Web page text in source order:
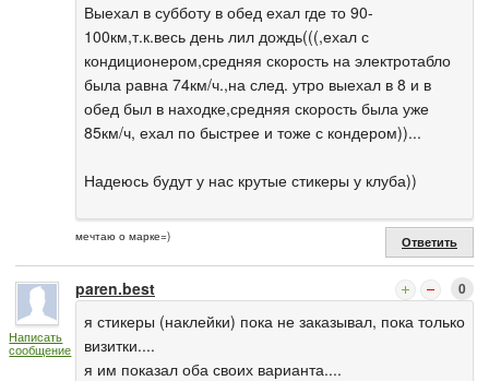
Выехал в субботу в обед ехал где то 90-
100км,т.к.весь день лил дождь(((,ехал с
кондиционером,средняя скорость на электротабло
была равна 74км/ч.,на след. утро выехал в 8 и в
обед был в находке,средняя скорость была уже
85км/ч, ехал по быстрее и тоже с кондером))...
Надеюсь будут у нас крутые стикеры у клуба))
мечтаю о марке=) Ответить
Написать
сообщение
paren.best 0
я стикеры (наклейки) пока не заказывал, пока только
визитки....
я им показал оба своих варианта....